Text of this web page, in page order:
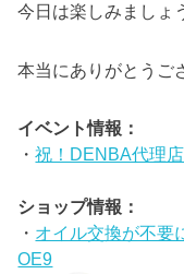
今日は楽しみましょ
本当にありがとうご
イベント情報：
・祝！DENBA代理
ショップ情報：
・ オイル交換が不要
OE9